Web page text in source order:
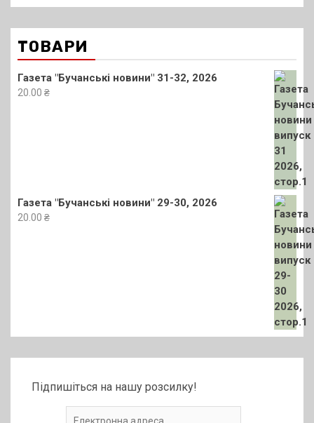
ТОВАРИ
Газета "Бучанські новини" 31-32, 2026
20.00 ₴
Газета "Бучанські новини" 29-30, 2026
20.00 ₴
Підпишіться на нашу розсилку!